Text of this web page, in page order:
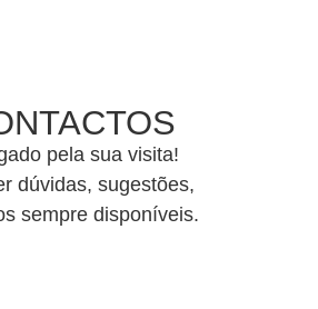
pela sua visita!
dúvidas, sugestões,
sempre disponíveis.